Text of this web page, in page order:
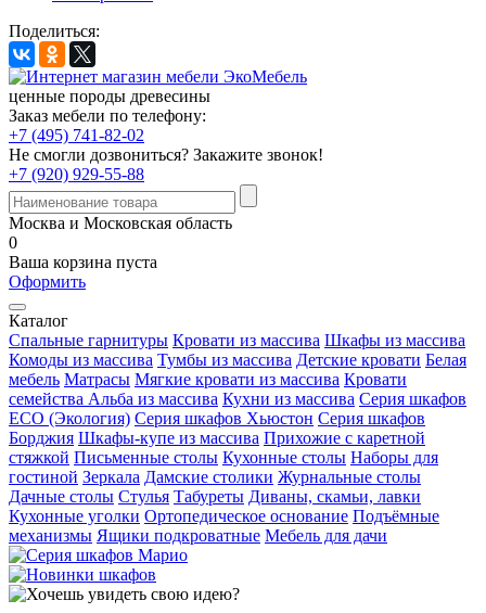
Поделиться:
ценные породы древесины
Заказ мебели по телефону:
+7 (495) 741-82-02
Не смогли дозвониться? Закажите звонок!
+7 (920) 929-55-88
Москва и Московская область
0
Ваша корзина пуста
Оформить
Каталог
Спальные гарнитуры Кровати из массива Шкафы из массива
Комоды из массива Тумбы из массива Детские кровати Белая
мебель Матрасы Мягкие кровати из массива Кровати
семейства Альба из массива Кухни из массива Серия шкафов
ECO (Экология) Серия шкафов Хьюстон Серия шкафов
Борджия Шкафы-купе из массива Прихожие с каретной
стяжкой Письменные столы Кухонные столы Наборы для
гостиной Зеркала Дамские столики Журнальные столы
Дачные столы Стулья Табуреты Диваны, скамьи, лавки
Кухонные уголки Ортопедическое основание Подъёмные
механизмы Ящики подкроватные Мебель для дачи